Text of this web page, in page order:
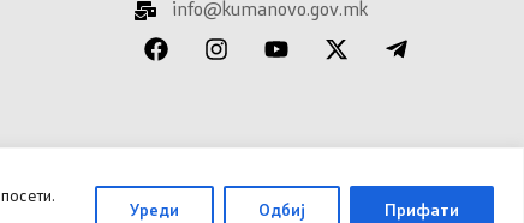
Уреди Одбиј Прифати
info@kumanovo.gov.mk
дигитална трансформација